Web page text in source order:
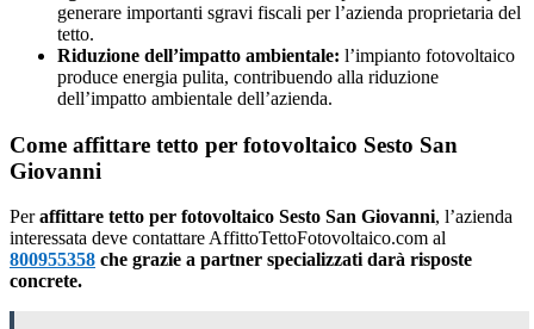
generare importanti sgravi fiscali per l’azienda proprietaria del
tetto.
Riduzione dell’impatto ambientale: l’impianto fotovoltaico
produce energia pulita, contribuendo alla riduzione
dell’impatto ambientale dell’azienda.
Come affittare tetto per fotovoltaico Sesto San
Giovanni
Peraffittare tetto per fotovoltaico Sesto San Giovanni, l’azienda
interessata deve contattare AffittoTettoFotovoltaico.com al
800955358 che grazie a partner specializzati darà risposte
concrete.